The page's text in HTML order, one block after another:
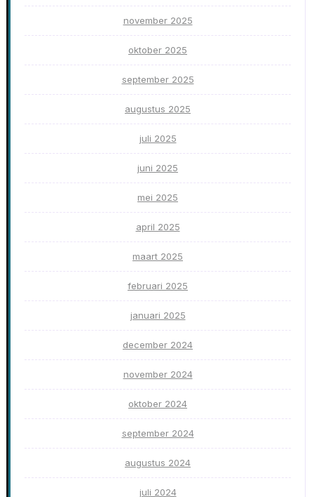
november 2025
oktober 2025
september 2025
augustus 2025
juli 2025
juni 2025
mei 2025
april 2025
maart 2025
februari 2025
januari 2025
december 2024
november 2024
oktober 2024
september 2024
augustus 2024
juli 2024